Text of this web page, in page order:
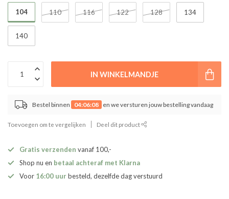
104 110 116 122 128 134
140
IN WINKELMANDJE
Bestel binnen 04:06:08 en we versturen jouw bestelling vandaag
Toevoegen om te vergelijken Deel dit product
Gratis verzenden vanaf 100,-
Shop nu en betaal achteraf met Klarna
Voor 16:00 uurbesteld, dezelfde dag verstuurd